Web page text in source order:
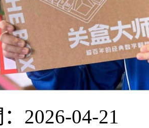
2026-04-21